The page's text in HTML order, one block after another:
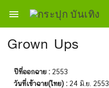

Grown Ups
ปีที่ออกฉาย : 2553
วันที่เข้าฉาย(ไทย) : 24 มิ.ย. 2553